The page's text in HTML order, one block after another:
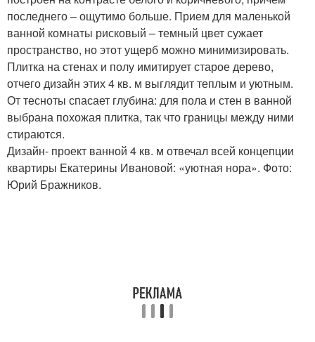
последнего – ощутимо больше. Прием для маленькой
ванной комнаты рисковый – темный цвет сужает
пространство, но этот ущерб можно минимизировать.
Плитка на стенах и полу имитирует старое дерево,
отчего дизайн этих 4 кв. м выглядит теплым и уютным.
От тесноты спасает глубина: для пола и стен в ванной
выбрана похожая плитка, так что границы между ними
стираются.
Дизайн- проект ванной 4 кв. м отвечал всей концепции
квартиры Екатерины Ивановой: «уютная нора». Фото:
Юрий Бражников.